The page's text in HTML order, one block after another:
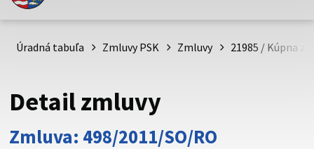
Toto je oficiálna webová stránka Prešovského
psk.sk.
Buďte pozorní a vždy sa uistite, že zdieľate informácie iba
cez zabezpečenú webovú stránku. Zabezpečená stránka
vždy začína https:// pred názvom domény webového sídla.
Úradná tabuľa Zmluvy PSK Zmluvy 21985 / Kúpna
Detail zmluvy
Zmluva: 498/2011/SO/RO